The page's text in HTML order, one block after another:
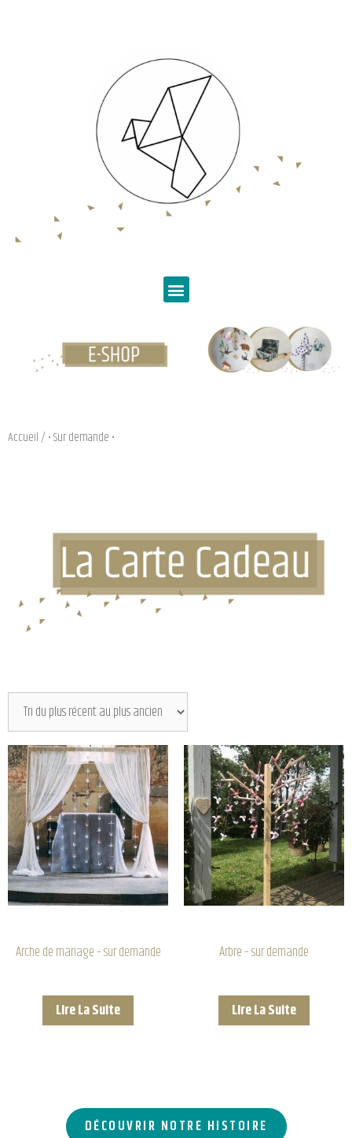
Accueil/ • Sur demande •
Arche de mariage – sur demande
Lire La Suite
Arbre – sur demande
Lire La Suite
DÉCOUVRIR NOTRE HISTOIRE